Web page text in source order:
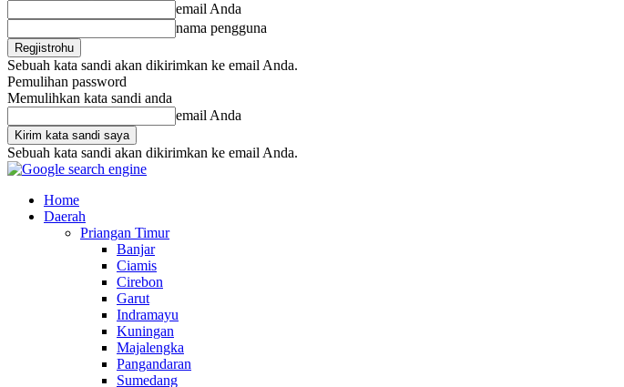
email Anda
nama pengguna
Sebuah kata sandi akan dikirimkan ke email Anda.
Pemulihan password
Memulihkan kata sandi anda
email Anda
Sebuah kata sandi akan dikirimkan ke email Anda.
Home
Daerah
Priangan Timur
Banjar
Ciamis
Cirebon
Garut
Indramayu
Kuningan
Majalengka
Pangandaran
Sumedang